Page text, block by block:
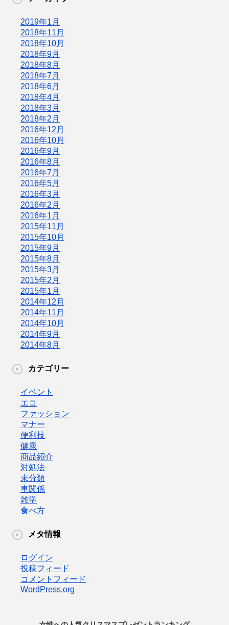
2019年1月
2018年11月
2018年10月
2018年9月
2018年8月
2018年7月
2018年6月
2018年4月
2018年3月
2018年2月
2016年12月
2016年10月
2016年9月
2016年8月
2016年7月
2016年5月
2016年3月
2016年2月
2016年1月
2015年11月
2015年10月
2015年9月
2015年8月
2015年3月
2015年2月
2015年1月
2014年12月
2014年11月
2014年10月
2014年9月
2014年8月
カテゴリー
イベント
エコ
ファッション
マナー
便利技
健康
商品紹介
対処法
未分類
車関係
雑学
食べ方
メタ情報
ログイン
投稿フィード
コメントフィード
WordPress.org